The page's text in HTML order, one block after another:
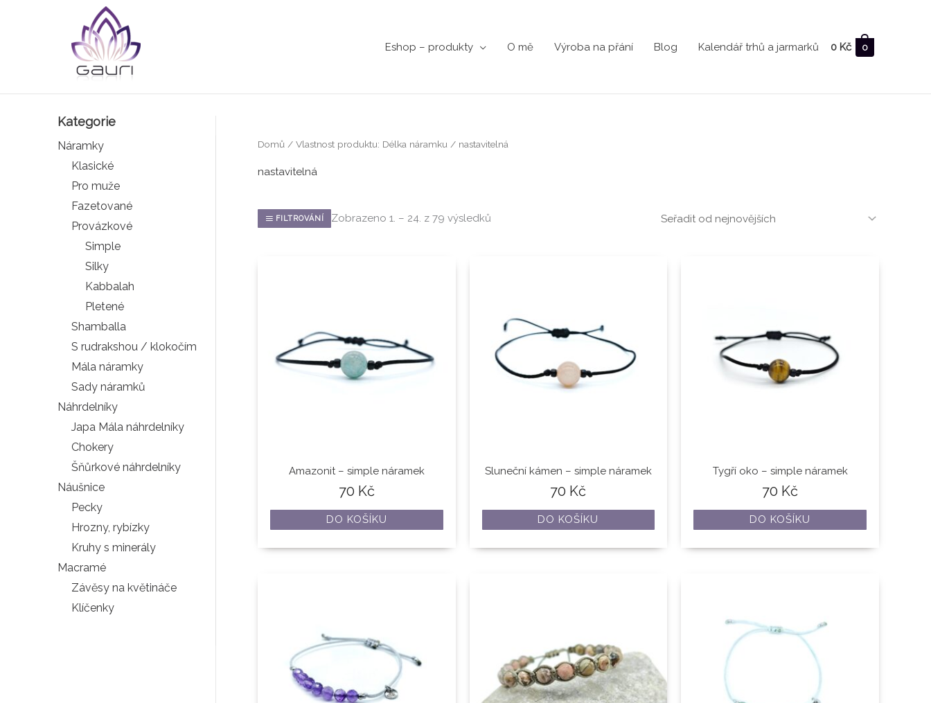
Eshop – produkty O mě Výroba na přání Blog Kalendář trhů a jarmarků 0 Kč 0
Kategorie
Náramky
Klasické
Pro muže
Fazetované
Provázkové
Simple
Silky
Kabbalah
Pletené
Shamballa
S rudrakshou / klokočím
Mála náramky
Sady náramků
Náhrdelníky
Japa Mála náhrdelníky
Chokery
Šňůrkové náhrdelníky
Náušnice
Pecky
Hrozny, rybízky
Kruhy s minerály
Macramé
Závěsy na květináče
Klíčenky
Domů / Vlastnost produktu: Délka náramku / nastavitelná
nastavitelná
FILTROVÁNÍ Zobrazeno 1. – 24. z 79 výsledků
Seřazeno
od
Amazonit – simple náramek
70 Kč
DO KOŠÍKU
Sluneční kámen – simple náramek
70 Kč
DO KOŠÍKU
Tygří oko – simple náramek
70 Kč
DO KOŠÍKU